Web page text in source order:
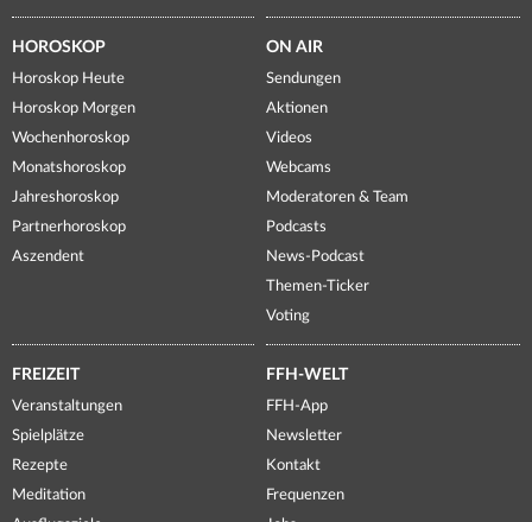
HOROSKOP
Horoskop Heute
Horoskop Morgen
Wochenhoroskop
Monatshoroskop
Jahreshoroskop
Partnerhoroskop
Aszendent
ON AIR
Sendungen
Aktionen
Videos
Webcams
Moderatoren & Team
Podcasts
News-Podcast
Themen-Ticker
Voting
FREIZEIT
Veranstaltungen
Spielplätze
Rezepte
Meditation
FFH-WELT
FFH-App
Newsletter
Kontakt
Frequenzen